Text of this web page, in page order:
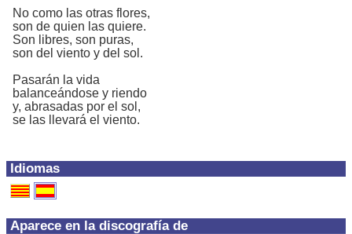
Idiomas
Aparece en la discografía de
No como las otras flores,
son de quien las quiere.
Son libres, son puras,
son del viento y del sol.
Pasarán la vida
balanceándose y riendo
y, abrasadas por el sol,
se las llevará el viento.